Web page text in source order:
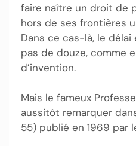
faire naître un droit de
hors de ses frontières
Dans ce cas-là, le
pas de douze, comme
d’invention.
Mais le fameux
aussitôt remarquer
55) publié en 1969 par